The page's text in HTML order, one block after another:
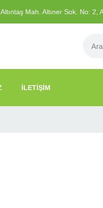
Altıntaş Mah. Altıner Sok. No: 2,
İLETIŞIM